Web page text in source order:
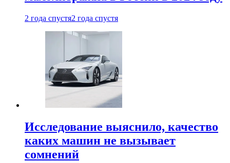
2 года спустя2 года спустя
Исследование выяснило, качество
каких машин не вызывает
сомнений